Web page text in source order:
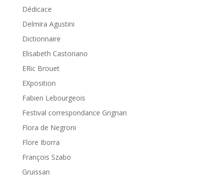
Dédicace
Delmira Agustini
Dictionnaire
Elisabeth Castoriano
ERic Brouet
EXposition
Fabien Lebourgeois
Festival correspondance Grignan
Flora de Negroni
Flore Iborra
François Szabo
Gruissan